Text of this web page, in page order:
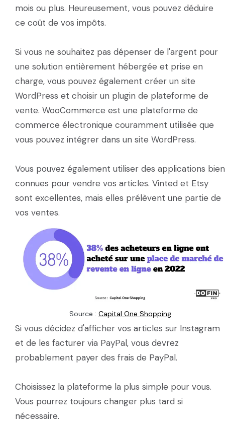
mois ou plus. Heureusement, vous pouvez déduire
ce coût de vos impôts.
Si vous ne souhaitez pas dépenser de l'argent pour
une solution entièrement hébergée et prise en
charge, vous pouvez également créer un site
WordPress et choisir un plugin de plateforme de
vente. WooCommerce est une plateforme de
commerce électronique couramment utilisée que
vous pouvez intégrer dans un site WordPress.
Vous pouvez également utiliser des applications bien
connues pour vendre vos articles. Vinted et Etsy
sont excellentes, mais elles prélèvent une partie de
vos ventes.
Source : Capital One Shopping
Si vous décidez d'afficher vos articles sur Instagram
et de les facturer via PayPal, vous devrez
probablement payer des frais de PayPal.
Choisissez la plateforme la plus simple pour vous.
Vous pourrez toujours changer plus tard si
nécessaire.